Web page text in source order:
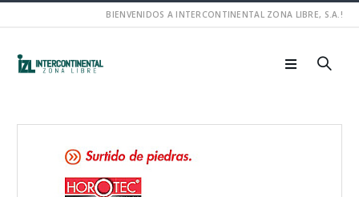
BIENVENIDOS A INTERCONTINENTAL ZONA LIBRE, S.A.!